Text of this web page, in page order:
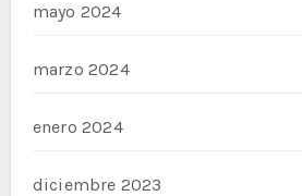
mayo 2024
marzo 2024
enero 2024
diciembre 2023